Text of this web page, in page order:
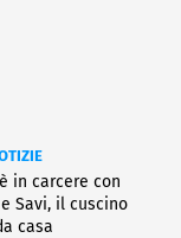
in carcere con
Savi, il cuscino
casa